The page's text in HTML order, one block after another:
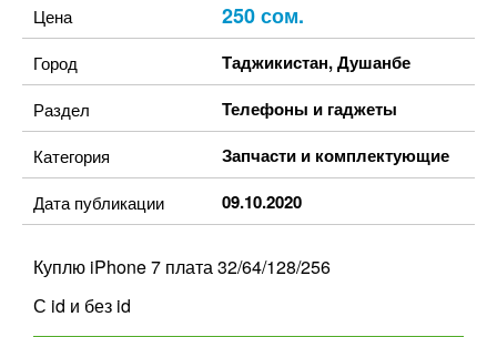
Цена 250 сом.
Город Таджикистан,Душанбе
Раздел Телефоны и гаджеты
Категория Запчасти и комплектующие
Дата публикации 09.10.2020
Куплю iPhone 7 плата 32/64/128/256
С id и без id